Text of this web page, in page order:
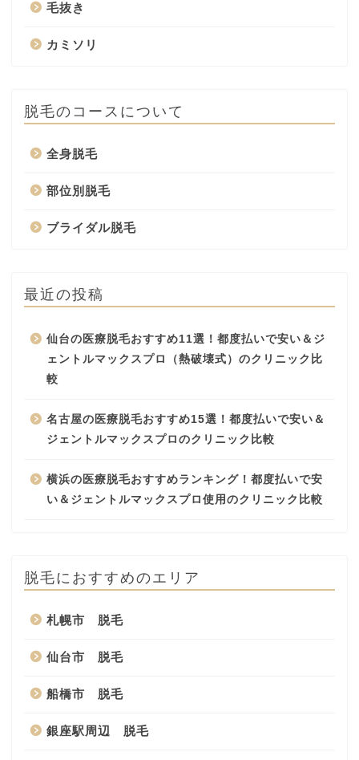
毛抜き
カミソリ
脱毛のコースについて
全身脱毛
部位別脱毛
ブライダル脱毛
最近の投稿
仙台の医療脱毛おすすめ11選！都度払いで安い＆ジ
ェントルマックスプロ（熱破壊式）のクリニック比
較
名古屋の医療脱毛おすすめ15選！都度払いで安い＆
ジェントルマックスプロのクリニック比較
横浜の医療脱毛おすすめランキング！都度払いで安
い＆ジェントルマックスプロ使用のクリニック比較
脱毛におすすめのエリア
札幌市 脱毛
仙台市 脱毛
船橋市 脱毛
銀座駅周辺 脱毛